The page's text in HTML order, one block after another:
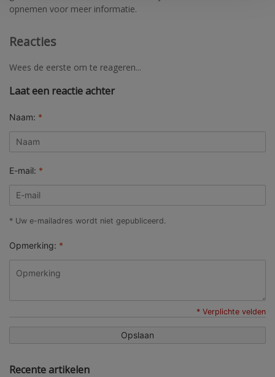
opnemen voor meer informatie.
Reacties
Wees de eerste om te reageren...
Laat een reactie achter
Naam: *
E-mail: *
* Uw e-mailadres wordt niet gepubliceerd.
Opmerking: *
* Verplichte velden
Opslaan
Recente artikelen